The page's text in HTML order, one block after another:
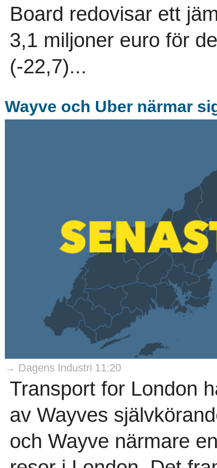
Board redovisar ett
3,1 miljoner euro för
(-22,7)...
Wayve och Uber närmar
→ Dagens Industri 11:20
Transport for London
av Wayves
och Wayve närmare